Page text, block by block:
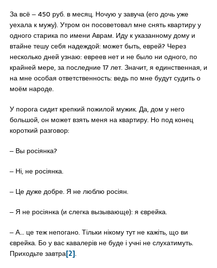
За всё ‒ 450 руб. в месяц. Ночую у завуча (его дочь уже
уехала к мужу). Утром он посоветовал мне снять квартиру у
одного старика по имени Аврам. Иду к указанному дому и
втайне тешу себя надеждой: может быть, еврей? Через
несколько дней узнаю: евреев нет и не было ни одного, по
крайней мере, за последние 17 лет. Значит, я единственная, и
на мне особая ответственность: ведь по мне будут судить о
моём народе.
У порога сидит крепкий пожилой мужик. Да, дом у него
большой, он может взять меня на квартиру. Но под конец
короткий разговор:
‒ Вы росіянка?
‒ Ні, не росіянка.
‒ Це дуже добре. Я не люблю росіян.
‒ Я не росіянка (и слегка вызывающе): я єврейка.
‒ А… це теж непогано. Тільки нікому тут не кажіть, що ви
єврейка. Бо у вас кавалерів не буде і учні не слухатимуть.
Приходьте завтра[2].